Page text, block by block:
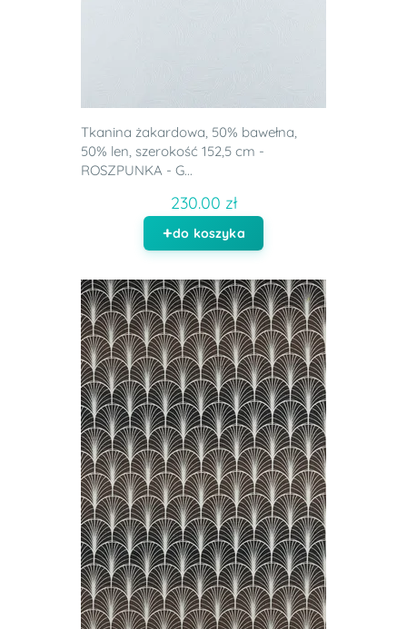
Tkanina żakardowa, 50% bawełna,
50% len, szerokość 152,5 cm -
ROSZPUNKA - G...
230.00 zł
do koszyka